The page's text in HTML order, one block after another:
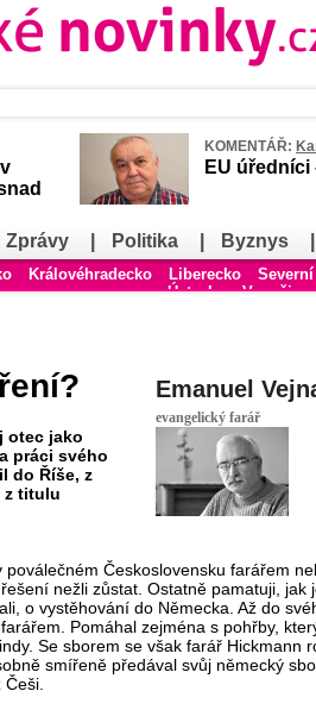
KOMENTÁŘ:
EU úředníci
Zprávy Politika Byznys
Královéhradecko Liberecko
Ústecko
Vysočina
Emanuel
evangelický farář
otec jako
práci svého
do Říše, z
z titulu
Československu farářem
nežli zůstat. Ostatně pamatuji, jak
o vystěhování do Německa. Až do
Pomáhal zejména s pohřby,
Se sborem se však farář Hickmann
smířeně předával svůj německý